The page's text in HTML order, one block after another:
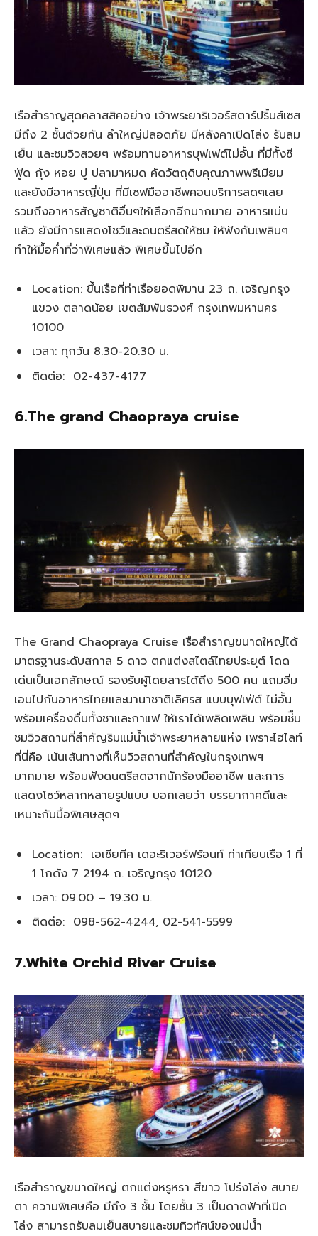
เรือสำราญสุดคลาสสิคอย่าง เจ้าพระยาริเวอร์สตาร์ปริ้นส์เซส
มีถึง 2 ชั้นด้วยกัน ลำใหญ่ปลอดภัย มีหลังคาเปิดโล่ง รับลม
เย็น และชมวิวสวยๆ พร้อมทานอาหารบุฟเฟต์ไม่อั้น ที่มีทั้งซี
ฟู้ด กุ้ง หอย ปู ปลามาหมด คัดวัตถุดิบคุณภาพพรีเมียม
และยังมีอาหารญี่ปุ่น ที่มีเชฟมืออาชีพคอนบริการสดๆเลย
รวมถึงอาหารสัญชาติอื่นๆให้เลือกอีกมากมาย อาหารแน่น
แล้ว ยังมีการแสดงโชว์และดนตรีสดให้ชม ให้ฟังกันเพลินๆ
ทำให้มื้อค่ำที่ว่าพิเศษแล้ว พิเศษขึ้นไปอีก
Location: ขึ้นเรือที่ท่าเรือยอดพิมาน 23 ถ. เจริญกรุง
แขวง ตลาดน้อย เขตสัมพันธวงศ์ กรุงเทพมหานคร
10100
เวลา: ทุกวัน 8.30-20.30 น.
ติดต่อ: 02-437-4177
6.The grand Chaopraya cruise
The Grand Chaopraya Cruise เรือสำราญขนาดใหญ่ได้
มาตรฐานระดับสกาล 5 ดาว ตกแต่งสไตล์ไทยประยุต์ โดด
เด่นเป็นเอกลักษณ์ รองรับผู้โดยสารได้ถึง 500 คน แถมอิ่ม
เอมไปกับอาหารไทยและนานาชาติเลิศรส แบบบุฟเฟ่ต์ ไม่อั้น
พร้อมเครื่องดื่มทั้งชาและกาแฟ ให้เราได้เพลิดเพลิน พร้อมช่ืน
ชมวิวสถานที่สำคัญริมแม่น้ำเจ้าพระยาหลายแห่ง เพราะไฮไลท์
ที่นี่คือ เน้นเส้นทางที่เห็นวิวสถานที่สำคัญในกรุงเทพฯ
มากมาย พร้อมฟังดนตรีสดจากนักร้องมืออาชีพ และการ
แสดงโชว์หลากหลายรูปแบบ บอกเลยว่า บรรยากาศดีและ
เหมาะกับมื้อพิเศษสุดๆ
Location: เอเชียทีค เดอะริเวอร์ฟร้อนท์ ท่าเทียบเรือ 1 ที่
1 โกดัง 7 2194 ถ. เจริญกรุง 10120
เวลา: 09.00 – 19.30 น.
ติดต่อ: 098-562-4244, 02-541-5599
7.White Orchid River Cruise
เรือสำราญขนาดใหญ่ ตกแต่งหรูหรา สีขาว โปร่งโล่ง สบาย
ตา ความพิเศษคือ มีถึง 3 ชั้น โดยชั้น 3 เป็นดาดฟ้าที่เปิด
โล่ง สามารถรับลมเย็นสบายและชมทิวทัศน์ของแม่น้ำ